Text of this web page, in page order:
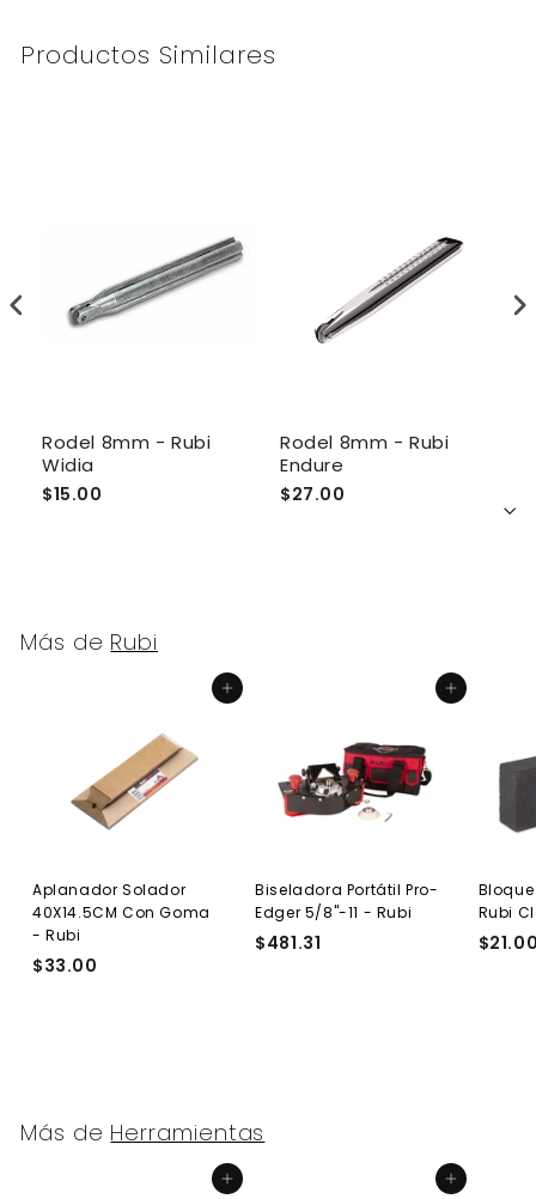
Productos Similares
Rodel 8mm - Rubi
Widia
$15.00
Rodel 8mm - Rubi
Endure
$27.00
Más de Rubi
Agregar al carrito
Aplanador Solador
40X14.5CM Con Goma
- Rubi
$33.00
Agregar al carrito
Biseladora Portátil Pro-
Edger 5/8"-11 - Rubi
$481.31
Rubi
Más de Herramientas
Agregar al carrito Agregar al carrito